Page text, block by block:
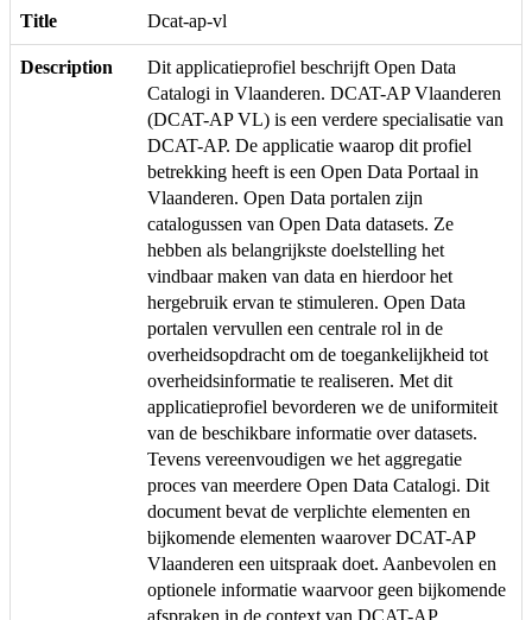
Title Dcat-ap-vl
Description
Dit applicatieprofiel beschrijft Open Data
Catalogi in Vlaanderen. DCAT-AP Vlaanderen
(DCAT-AP VL) is een verdere specialisatie van
DCAT-AP. De applicatie waarop dit profiel
betrekking heeft is een Open Data Portaal in
Vlaanderen. Open Data portalen zijn
catalogussen van Open Data datasets. Ze
hebben als belangrijkste doelstelling het
vindbaar maken van data en hierdoor het
hergebruik ervan te stimuleren. Open Data
portalen vervullen een centrale rol in de
overheidsopdracht om de toegankelijkheid tot
overheidsinformatie te realiseren. Met dit
applicatieprofiel bevorderen we de uniformiteit
van de beschikbare informatie over datasets.
Tevens vereenvoudigen we het aggregatie
proces van meerdere Open Data Catalogi. Dit
document bevat de verplichte elementen en
bijkomende elementen waarover DCAT-AP
Vlaanderen een uitspraak doet. Aanbevolen en
optionele informatie waarvoor geen bijkomende
afspraken in de context van DCAT-AP